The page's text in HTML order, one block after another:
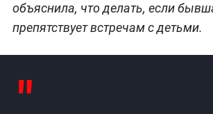
объяснила, что делать, если
препятствует встречам с детьми.